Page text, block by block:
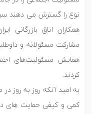
نوع را گسترش می دهند
همکاران اتاق بازرگانی
مشارکت مسئولانه و
همایش مسئولیت‌های
کردند.
به امید آنکه روز به روز
کمی و کیفی حمایت های